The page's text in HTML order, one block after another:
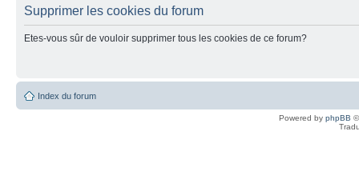
Supprimer les cookies du forum
Etes-vous sûr de vouloir supprimer tous les cookies de ce forum?
Index du forum
Powered by phpBB